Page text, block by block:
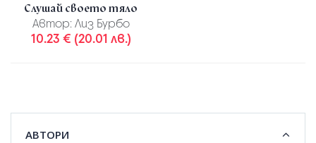
Слушай своето тяло
Автор: Лиз Бурбо
10.23 € (20.01 лв.)
АВТОРИ